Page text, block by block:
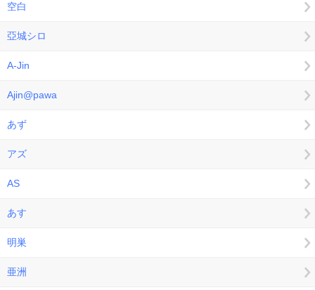
空白
亞城シロ
A-Jin
Ajin@pawa
あず
アズ
AS
あす
明巣
亜洲